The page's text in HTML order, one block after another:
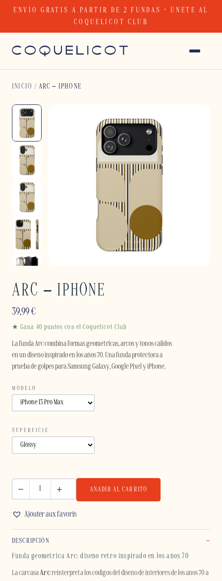
ENVÍO GRATIS A PARTIR DE 2 FUNDAS · ÚNETE AL
COQUELICOT CLUB
INICIO /ARC – IPHONE
ARC – IPHONE
39,99€
★ Gana 40 puntos con el Coquelicot Club
La funda Arc combina formas geométricas, arcos y tonos cálidos
en un diseño inspirado en los años 70. Una funda protectora a
prueba de golpes para Samsung Galaxy, Google Pixel y iPhone.
MODELO
SUPERFICIE
IPHONE
cantidad
AÑADIR AL CARRITO
Ajouter aux favoris
DESCRIPCIÓN
Funda geométrica Arc: diseño retro inspirado en los años 70
La carcasaArcreinterpreta los códigos del diseño de interiores de los años 70 a